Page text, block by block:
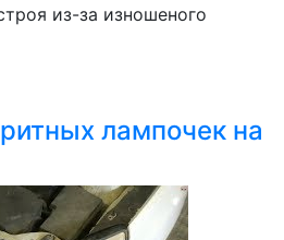
из-за изношеного
лампочек на